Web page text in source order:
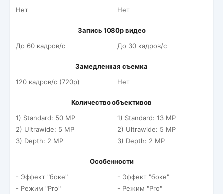
Нет
Нет
Запись 1080p видео
До 60 кадров/c
До 30 кадров/c
Замедленная съемка
120 кадров/c (720p)
Нет
Количество объективов
1) Standard: 50 MP
2) Ultrawide: 5 MP
3) Depth: 2 MP
1) Standard: 13 MP
2) Ultrawide: 5 MP
3) Depth: 2 MP
Особенности
- Эффект "боке"
- Режим "Pro"
- Эффект "боке"
- Режим "Pro"